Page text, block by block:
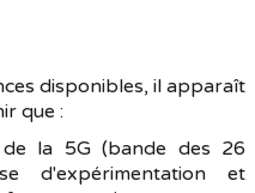
disponibles, il apparaît
que :
de la 5G (bande des 26
d'expérimentation et